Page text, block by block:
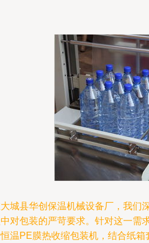
城县华创保温机械设备厂，我们
对包装的严苛要求。针对这一需
温PE膜热收缩包装机，结合纸